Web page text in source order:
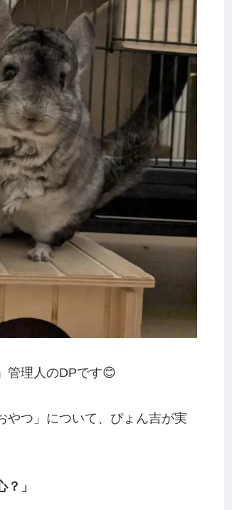
管理人のDPです😊
やつ」について、ぴょん吉が実
」